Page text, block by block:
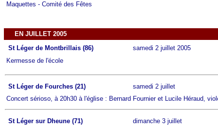
Maquettes - Comité des Fêtes
EN JUILLET 2005
St Léger de Montbrillais (86)
samedi 2 juillet 2005
Kermesse de l'école
St Léger de Fourches (21)
samedi 2 juillet
Concert sérioso, à 20h30 à l'église : Bernard Fournier et Lucile Héraud,
St Léger sur Dheune (71)
dimanche 3 juillet